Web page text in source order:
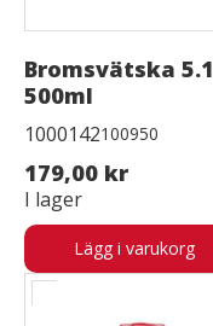
Bromsvätska 5.1
500ml
1000142100950
179,00 kr
I lager
Lägg i varukorg